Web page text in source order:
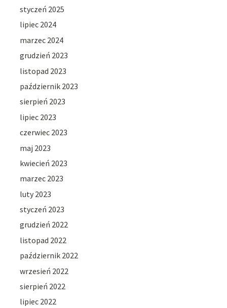
styczeń 2025
lipiec 2024
marzec 2024
grudzień 2023
listopad 2023
październik 2023
sierpień 2023
lipiec 2023
czerwiec 2023
maj 2023
kwiecień 2023
marzec 2023
luty 2023
styczeń 2023
grudzień 2022
listopad 2022
październik 2022
wrzesień 2022
sierpień 2022
lipiec 2022